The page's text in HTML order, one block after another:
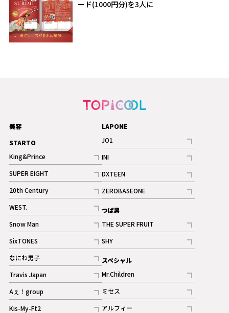
ード(1000円分)を3人に
美容
STARTO
King&Prince
記事
SUPER EIGHT
記事
20th Century
記事
WEST.
記事
Snow Man
記事
ギャラリー
SixTONES
記事
ギャラリー
なにわ男子
記事
Travis Japan
記事
Aぇ！group
記事
Kis-My-Ft2
LAPONE
JO1
記事
INI
記事
ギャラリー
DXTEEN
記事
ギャラリー
ZEROBASEONE
記事
つば男
THE SUPER FRUIT
記事
SHY
記事
スペシャル
Mr.Children
記事
ミセス
記事
アルフィー